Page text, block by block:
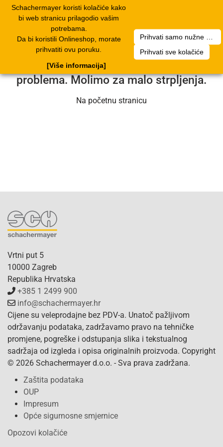
Schachermayer koristi kolačiće kako
bi web stranicu prilagodio vašim
potrebama.
Da bi koristili Onlineshop, morate
prihvatiti ovu poruku.
Prihvati sve kolačiće
[Više informacija]
Nažalost, došlo je do pogreške. Naš
servisni tim radi na rješavanju
problema. Molimo za malo strpljenja.
Na početnu stranicu
Vrtni put 5
10000 Zagreb
Republika Hrvatska
+385 1 2499 900
info@schachermayer.hr
Cijene su veleprodajne bez PDV-a. Unatoč pažljivom
održavanju podataka, zadržavamo pravo na tehničke
promjene, pogreške i odstupanja slika i tekstualnog
sadržaja od izgleda i opisa originalnih proizvoda. Copyright
© 2026 Schachermayer d.o.o. - Sva prava zadržana.
Zaštita podataka
OUP
Impresum
Opće sigurnosne smjernice
Opozovi kolačiće